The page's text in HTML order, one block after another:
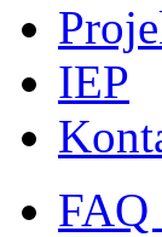
IEP
FAQ